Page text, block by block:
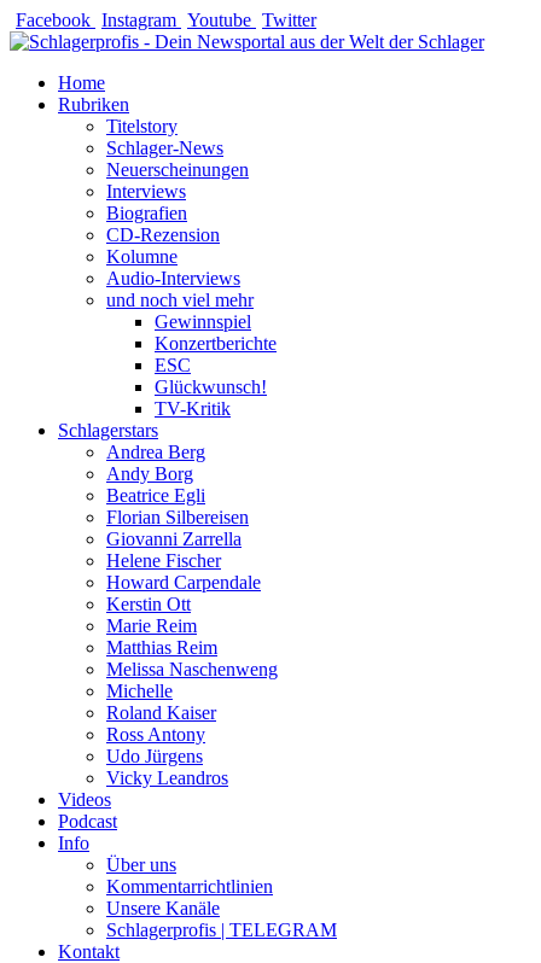
Zum
Inhalt
Facebook Instagram Youtube Twitter
Home
Rubriken
Titelstory
Schlager-News
Neuerscheinungen
Interviews
Biografien
CD-Rezension
Kolumne
Audio-Interviews
und noch viel mehr
Gewinnspiel
Konzertberichte
ESC
Glückwunsch!
TV-Kritik
Schlagerstars
Andrea Berg
Andy Borg
Beatrice Egli
Florian Silbereisen
Giovanni Zarrella
Helene Fischer
Howard Carpendale
Kerstin Ott
Marie Reim
Matthias Reim
Melissa Naschenweng
Michelle
Roland Kaiser
Ross Antony
Udo Jürgens
Vicky Leandros
Videos
Podcast
Info
Über uns
Kommentarrichtlinien
Unsere Kanäle
Schlagerprofis | TELEGRAM
Kontakt